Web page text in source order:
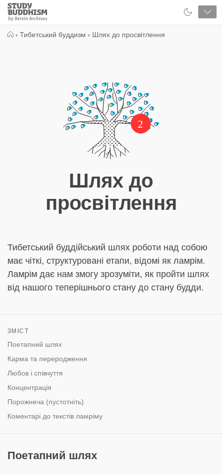
Close
Study
Buddhism
› Тибетський буддизм › Шлях до просвітлення
2
Шлях до
просвітлення
Тибетський буддійський шлях роботи над собою
має чіткі, структуровані етапи, відомі як ламрім.
Ламрім дає нам змогу зрозуміти, як пройти шлях
від нашого теперішнього стану до стану будди.
ЗМІСТ
Поетапний шлях
Карма та переродження
Любов і співчуття
Концентрація
Порожнеча (пустотніть)
Коментарі до текстів ламріму
Поетапний шлях